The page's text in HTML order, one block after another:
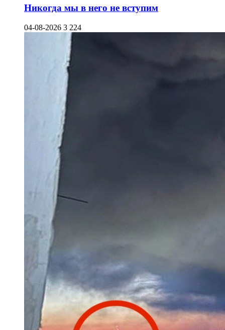
Никогда мы в него не вступим
04-08-2026 3 224